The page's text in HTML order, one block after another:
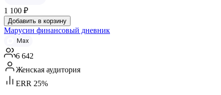
1 100 ₽
Добавить в корзину
Марусин финансовый дневник
Max
6 642
Женская аудитория
ERR 25%